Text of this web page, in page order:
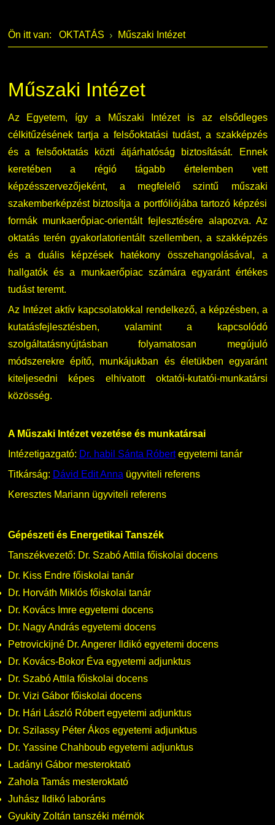
Érdekvédelmi testületek
Díjak, elismerések
Minőségirányítás
Intézményi és Tanulmányi Tájékoztató
Együttműködő partnereink
Ön itt van: OKTATÁS Műszaki Intézet
Műszaki Intézet
Az Egyetem, így a Műszaki Intézet is az elsődleges
célkitűzésének tartja a felsőoktatási tudást, a szakképzés
és a felsőoktatás közti átjárhatóság biztosítását. Ennek
keretében a régió tágabb értelemben vett
képzésszervezőjeként, a megfelelő szintű műszaki
szakemberképzést biztosítja a portfóliójába tartozó képzési
formák munkaerőpiac-orientált fejlesztésére alapozva. Az
oktatás terén gyakorlatorientált szellemben, a szakképzés
és a duális képzések hatékony összehangolásával, a
hallgatók és a munkaerőpiac számára egyaránt értékes
tudást teremt.
Az Intézet aktív kapcsolatokkal rendelkező, a képzésben, a
kutatásfejlesztésben, valamint a kapcsolódó
szolgáltatásnyújtásban folyamatosan megújuló
módszerekre építő, munkájukban és életükben egyaránt
kiteljesedni képes elhivatott oktatói-kutatói-munkatársi
közösség.
A Műszaki Intézet vezetése és munkatársai
Intézetigazgató: Dr. habil Sánta Róbertegyetemi tanár
Titkárság: Dávid Edit Anna ügyviteli referens
Keresztes Mariann ügyviteli referens
Gépészeti és Energetikai Tanszék
Tanszékvezető: Dr. Szabó Attila főiskolai docens
Dr. Kiss Endre főiskolai tanár
Dr. Horváth Miklós főiskolai tanár
Dr. Kovács Imre egyetemi docens
Dr. Nagy András egyetemi docens
Petrovickijné Dr. Angerer Ildikó egyetemi docens
Dr. Kovács-Bokor Éva egyetemi adjunktus
Dr. Szabó Attila főiskolai docens
Dr. Vizi Gábor főiskolai docens
Dr. Hári László Róbert egyetemi adjunktus
Dr. Szilassy Péter Ákos egyetemi adjunktus
Dr. Yassine Chahboub egyetemi adjunktus
Ladányi Gábor mesteroktató
Zahola Tamás mesteroktató
Juhász Ildikó laboráns
Gyukity Zoltán tanszéki mérnök